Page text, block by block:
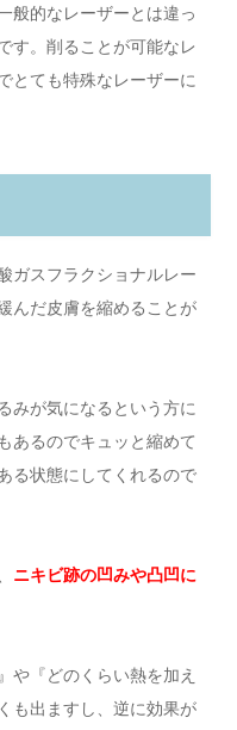
般的なレーザーとは違っ
す。削ることが可能なレ
とても特殊なレーザーに
ガスフラクショナルレー
んだ皮膚を縮めることが
みが気になるという方に
あるのでキュッと縮めて
る状態にしてくれるので
ニキビ跡の凹みや凸凹に
や『どのくらい熱を加え
も出ますし、逆に効果が